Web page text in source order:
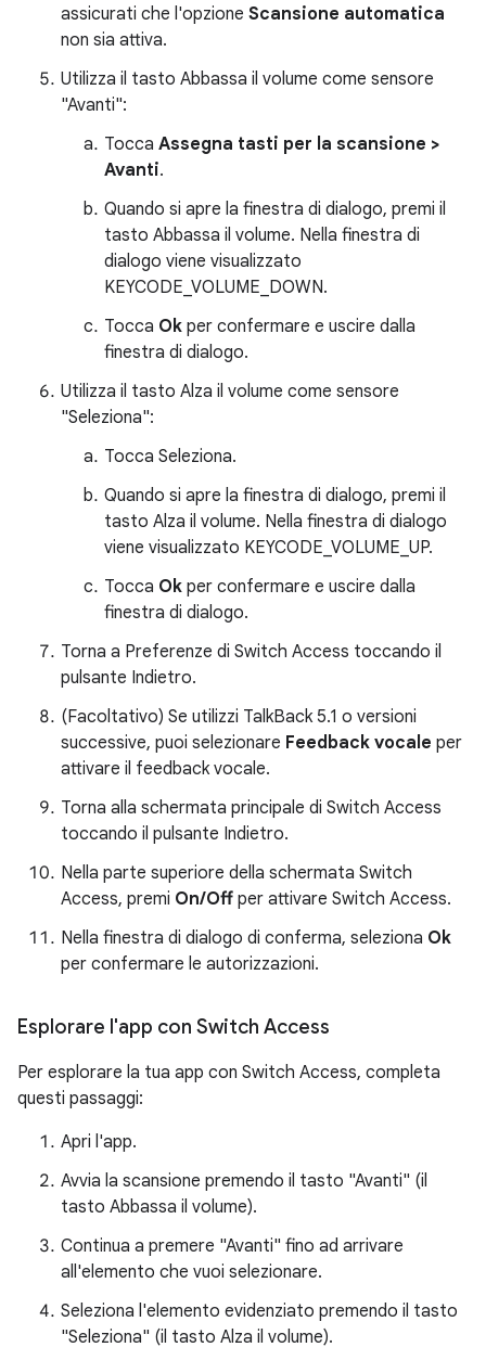
assicurati che l'opzione Scansione automatica
non sia attiva.
Utilizza il tasto Abbassa il volume come sensore
"Avanti":
Tocca Assegna tasti per la scansione >
Avanti.
Quando si apre la finestra di dialogo, premi il
tasto Abbassa il volume. Nella finestra di
dialogo viene visualizzato
KEYCODE_VOLUME_DOWN.
Tocca Ok per confermare e uscire dalla
finestra di dialogo.
Utilizza il tasto Alza il volume come sensore
"Seleziona":
Tocca Seleziona.
Quando si apre la finestra di dialogo, premi il
tasto Alza il volume. Nella finestra di dialogo
viene visualizzato KEYCODE_VOLUME_UP.
Tocca Ok per confermare e uscire dalla
finestra di dialogo.
Torna a Preferenze di Switch Access toccando il
pulsante Indietro.
(Facoltativo) Se utilizzi TalkBack 5.1 o versioni
successive, puoi selezionare Feedback vocale per
attivare il feedback vocale.
Torna alla schermata principale di Switch Access
toccando il pulsante Indietro.
Nella parte superiore della schermata Switch
Access, premi On/Off per attivare Switch Access.
Nella finestra di dialogo di conferma, seleziona Ok
per confermare le autorizzazioni.
Esplorare l'app con Switch Access
Per esplorare la tua app con Switch Access, completa
questi passaggi:
Apri l'app.
Avvia la scansione premendo il tasto "Avanti" (il
tasto Abbassa il volume).
Continua a premere "Avanti" fino ad arrivare
all'elemento che vuoi selezionare.
Seleziona l'elemento evidenziato premendo il tasto
"Seleziona" (il tasto Alza il volume).